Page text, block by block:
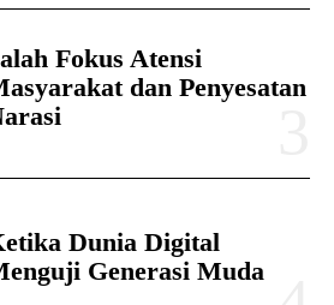
Fokus Atensi
dan Penyesatan
Dunia Digital
Generasi Muda